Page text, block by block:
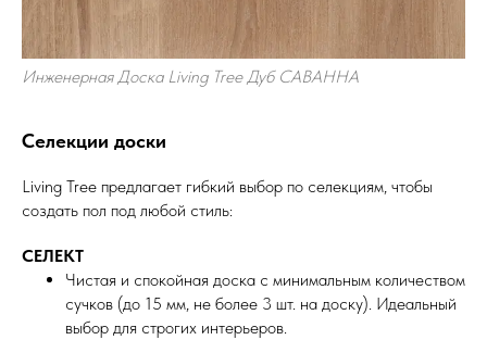
Инженерная Доска Living Tree Дуб САВАННА
Селекции доски
Living Tree предлагает гибкий выбор по селекциям, чтобы
создать пол под любой стиль:
СЕЛЕКТ
Чистая и спокойная доска с минимальным количеством
сучков (до 15 мм, не более 3 шт. на доску). Идеальный
выбор для строгих интерьеров.